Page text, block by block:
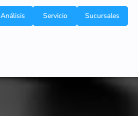
Análisis
Servicio
Sucursales